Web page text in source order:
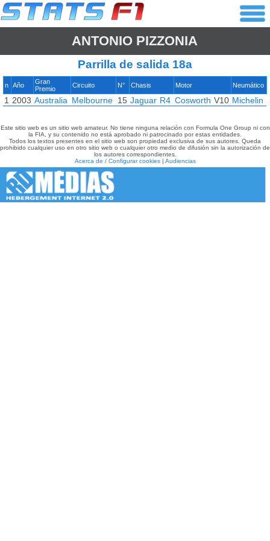
ANTONIO PIZZONIA
Parrilla de salida 18a
n Año
Gran
Premio
Circuito N° Chasis Motor Neumático
1 2003 Australia Melbourne 15 Jaguar R4 Cosworth V10 Michelin
Este sitio web es un sitio web amateur. No tiene ninguna relación con Formula One Group ni con
la FIA, y su contenido no está aprobado ni patrocinado por estas entidades.
Todos los textos presentes en el sitio web son propiedad exclusiva de sus autores. Queda
prohibido cualquier uso en otro sitio web o cualquier otro medio de difusión sin la autorización de
los autores correspondientes.
Acerca de / Configurar cookies| Audiencias